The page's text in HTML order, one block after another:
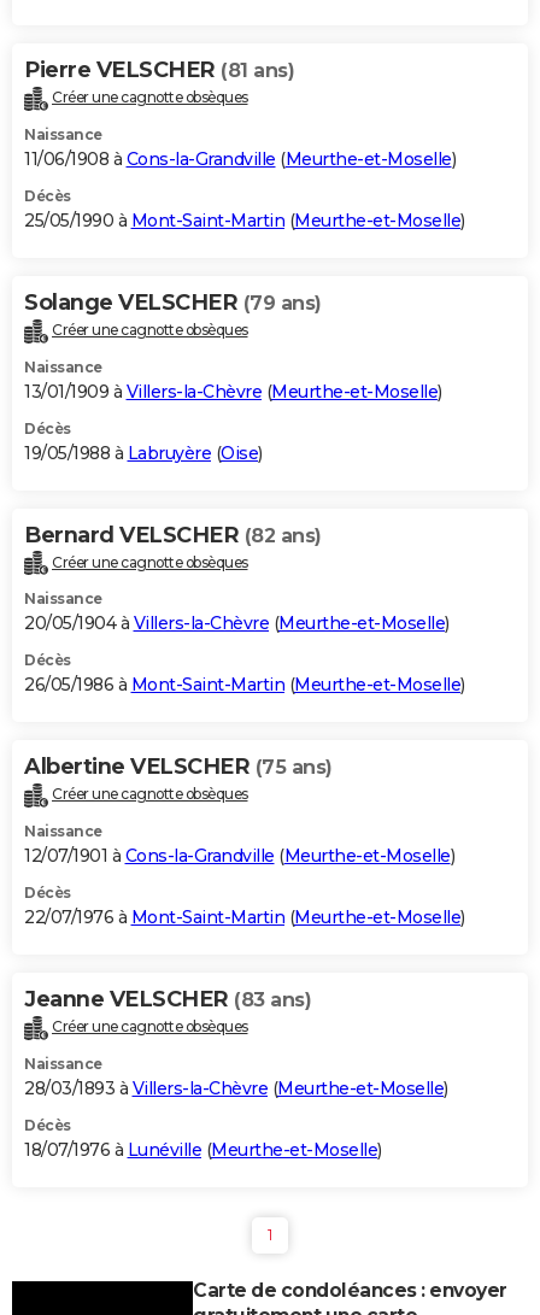
Pierre VELSCHER (81 ans)
Créer une cagnotte obsèques
Naissance
11/06/1908 à Cons-la-Grandville (Meurthe-et-Moselle)
Décès
25/05/1990 à Mont-Saint-Martin (Meurthe-et-Moselle)
Solange VELSCHER (79 ans)
Créer une cagnotte obsèques
Naissance
13/01/1909 à Villers-la-Chèvre (Meurthe-et-Moselle)
Décès
19/05/1988 à Labruyère (Oise)
Bernard VELSCHER (82 ans)
Créer une cagnotte obsèques
Naissance
20/05/1904 à Villers-la-Chèvre (Meurthe-et-Moselle)
Décès
26/05/1986 à Mont-Saint-Martin (Meurthe-et-Moselle)
Albertine VELSCHER (75 ans)
Créer une cagnotte obsèques
Naissance
12/07/1901 à Cons-la-Grandville (Meurthe-et-Moselle)
Décès
22/07/1976 à Mont-Saint-Martin (Meurthe-et-Moselle)
Jeanne VELSCHER (83 ans)
Créer une cagnotte obsèques
Naissance
28/03/1893 à Villers-la-Chèvre (Meurthe-et-Moselle)
Décès
18/07/1976 à Lunéville (Meurthe-et-Moselle)
1
Carte de condoléances : envoyer